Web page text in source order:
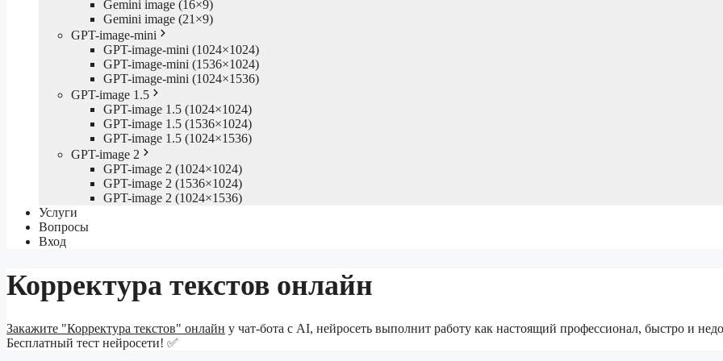
Gemini image (16×9)
Gemini image (21×9)
GPT-image-mini
GPT-image-mini (1024×1024)
GPT-image-mini (1536×1024)
GPT-image-mini (1024×1536)
GPT-image 1.5
GPT-image 1.5 (1024×1024)
GPT-image 1.5 (1536×1024)
GPT-image 1.5 (1024×1536)
GPT-image 2
GPT-image 2 (1024×1024)
GPT-image 2 (1536×1024)
GPT-image 2 (1024×1536)
Услуги
Вопросы
Вход
Корректура текстов онлайн
Закажите "Корректура текстов" онлайн у чат-бота с AI, нейросеть выполнит работу как настоящий профессионал, быстро и
Бесплатный тест нейросети! ✅